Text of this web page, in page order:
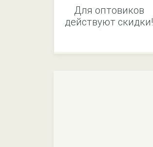
Для оптовиков
действуют скидки!